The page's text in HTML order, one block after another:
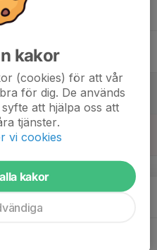
kakor
(cookies) för att vår
för dig. De används
att hjälpa oss att
tjänster.
vi cookies
kakor